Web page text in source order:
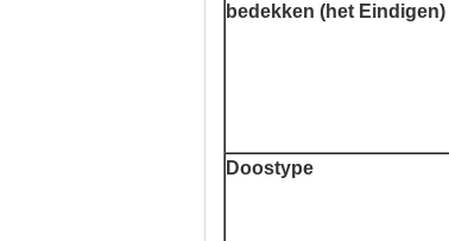
bedekken (het Eindigen)
Doostype